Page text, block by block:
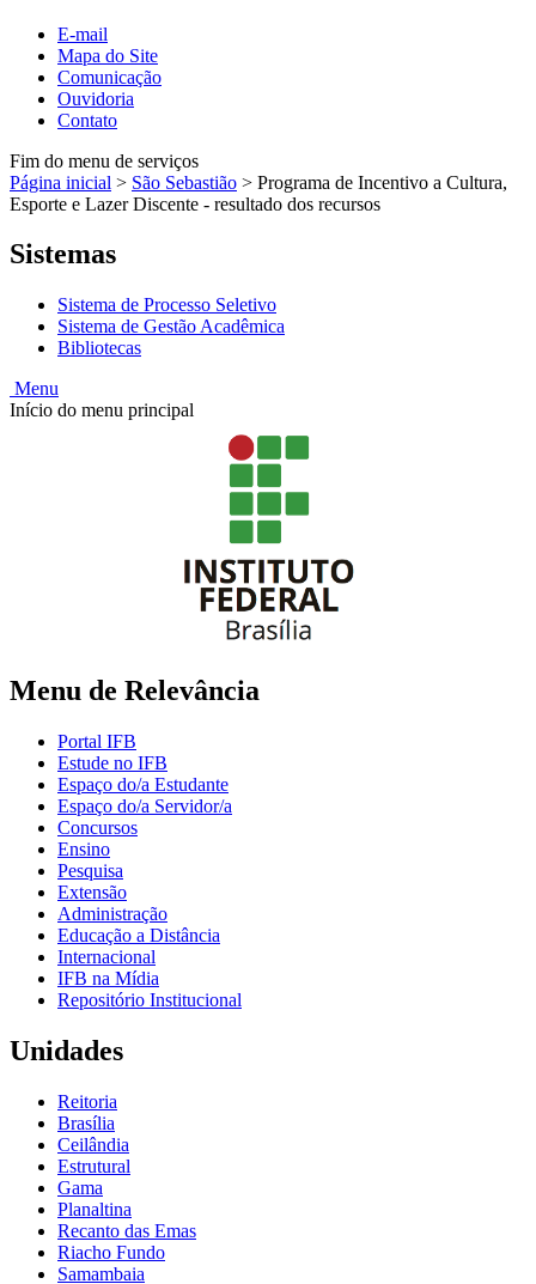
E-mail
Mapa do Site
Comunicação
Ouvidoria
Contato
Fim do menu de serviços
Página inicial > São Sebastião > Programa de Incentivo a Cultura,
Esporte e Lazer Discente - resultado dos recursos
Sistemas
Sistema de Processo Seletivo
Sistema de Gestão Acadêmica
Bibliotecas
Menu
Início do menu principal
Menu de Relevância
Portal IFB
Estude no IFB
Espaço do/a Estudante
Espaço do/a Servidor/a
Concursos
Ensino
Pesquisa
Extensão
Administração
Educação a Distância
Internacional
IFB na Mídia
Repositório Institucional
Unidades
Reitoria
Brasília
Ceilândia
Estrutural
Gama
Planaltina
Recanto das Emas
Riacho Fundo
Samambaia